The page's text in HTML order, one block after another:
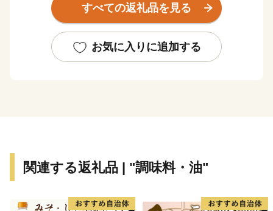
ービス業が出店しており、また中央道甲府昭和IC、国道
もあり、県内外から多くの人が集まる賑わいと活気のあ
る町です。
すべての返礼品を見る
お気に入りに追加する
関連する返礼品 | "調味料・油"